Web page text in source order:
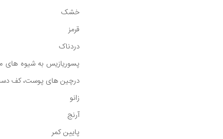
خشک
قرمز
دردناک
پسوریازیس به شیوه های
درچین های پوست، کف دست
زانو
آرنج
پایین کمر